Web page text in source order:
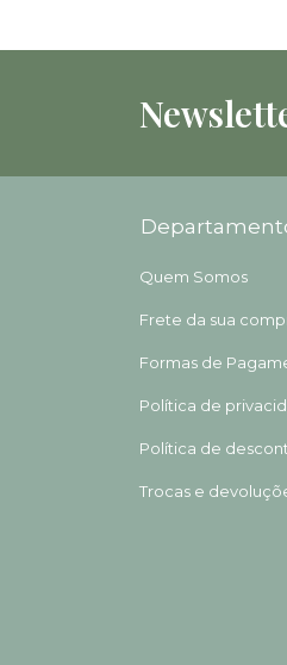
Quem Somos
Frete da sua
Formas de
Política de
Política de
Trocas e